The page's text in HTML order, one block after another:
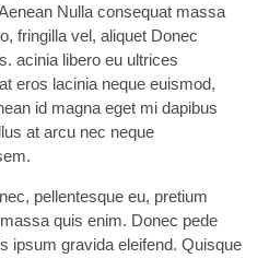
Nulla consequat massa
fringilla vel, aliquet Donec
acinia libero eu ultrices
eros lacinia neque euismod,
id magna eget mi dapibus
at arcu nec neque
pellentesque eu, pretium
quis enim. Donec pede
ipsum gravida eleifend. Quisque